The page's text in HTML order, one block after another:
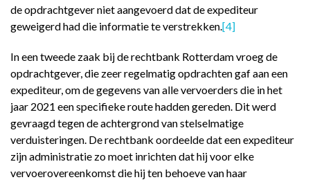
de opdrachtgever niet aangevoerd dat de expediteur
geweigerd had die informatie te verstrekken.[4]
In een tweede zaak bij de rechtbank Rotterdam vroeg de
opdrachtgever, die zeer regelmatig opdrachten gaf aan een
expediteur, om de gegevens van alle vervoerders die in het
jaar 2021 een specifieke route hadden gereden. Dit werd
gevraagd tegen de achtergrond van stelselmatige
verduisteringen. De rechtbank oordeelde dat een expediteur
zijn administratie zo moet inrichten dat hij voor elke
vervoerovereenkomst die hij ten behoeve van haar